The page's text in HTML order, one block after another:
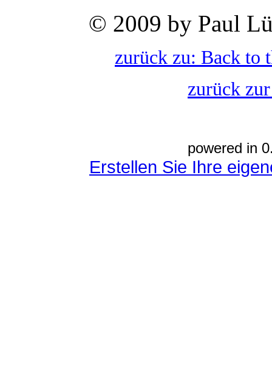
© 2009 by Paul
zurück zu: Back to
zurück
powered in
Erstellen Sie Ihre